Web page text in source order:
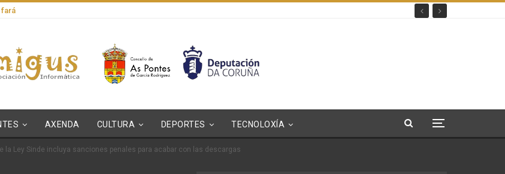
fará
AXENDA CULTURA DEPORTES TECNOLOXÍA
la Ley Sinde incluya sanciones penales para acabar con las descargas